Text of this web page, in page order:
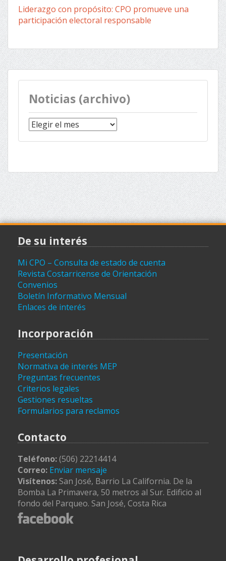
Liderazgo con propósito: CPO promueve una
participación electoral responsable
Noticias (archivo)
Noticias
(archivo)
De su interés
Mi CPO – Consulta de estado de cuenta
Revista Costarricense de Orientación
Convenios
Boletín Informativo Mensual
Enlaces de interés
Incorporación
Presentación
Normativa de interés MEP
Preguntas frecuentes
Criterios legales
Gestiones resueltas
Formularios para reclamos
Contacto
Teléfono:(506) 22214414
Correo: Enviar mensaje
Visítenos: San José, Barrio La California. De la
Bomba La Primavera, 50 metros al Sur. Edificio al
fondo del Parqueo. San José, Costa Rica